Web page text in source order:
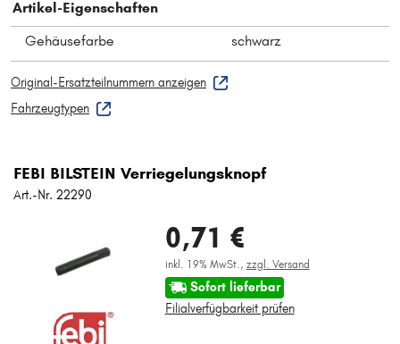
Artikel-Eigenschaften
Gehäusefarbe
schwarz
Original-Ersatzteilnummern anzeigen
Fahrzeugtypen
FEBI BILSTEIN Verriegelungsknopf
Art.-Nr. 22290
0,71 €
inkl. 19% MwSt., zzgl. Versand
Sofort lieferbar
Filialverfügbarkeit prüfen